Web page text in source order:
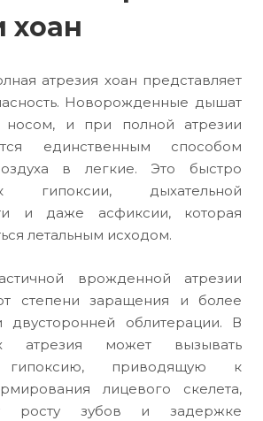
хоан
атрезия хоан представляет
Новорожденные дышат
носом, и при полной атрезии
единственным способом
в легкие. Это быстро
гипоксии, дыхательной
и даже асфиксии, которая
летальным исходом.
врожденной атрезии
степени заращения и более
облитерации. В
атрезия может вызывать
гипоксию, приводящую к
лицевого скелета,
росту зубов и задержке